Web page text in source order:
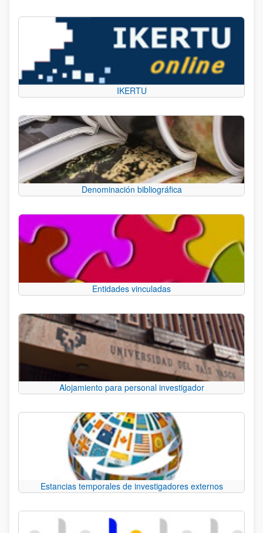
IKERTU
Denominación bibliográfica
Entidades vinculadas
Alojamiento para personal investigador
Estancias temporales de investigadores externos